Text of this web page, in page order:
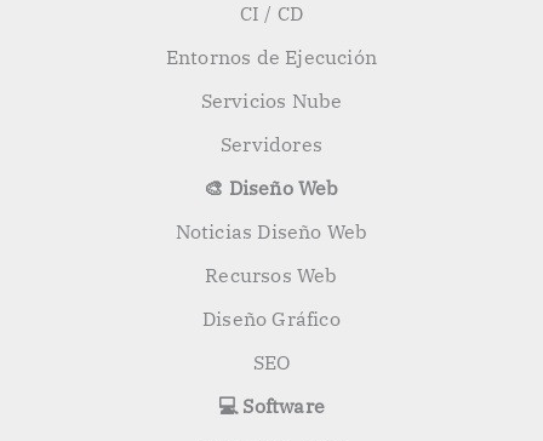
CI / CD
Entornos de Ejecución
Servicios Nube
Servidores
🎨 Diseño Web
Noticias Diseño Web
Recursos Web
Diseño Gráfico
SEO
💻 Software